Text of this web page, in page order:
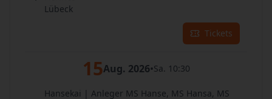
Lübeck
Tickets
15Aug. 2026•Sa. 10:30
Hansekai | Anleger MS Hanse, MS Hansa, MS